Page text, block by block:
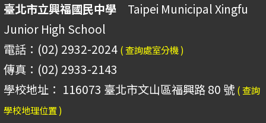
臺北市立興福國民中學 Taipei Municipal Xingfu
Junior High School
電話：(02) 2932-2024 ( 查詢處室分機 )
傳真：(02) 2933-2143
學校地址： 116073 臺北市文山區福興路 80 號 ( 查詢
學校地理位置 )